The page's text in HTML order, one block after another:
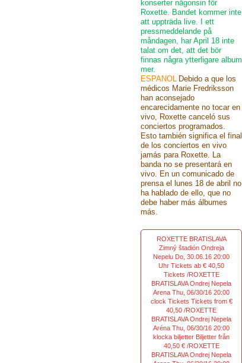
konserter någonsin för
Roxette. Bandet kommer inte
att uppträda live. I ett
pressmeddelande på
måndagen, har April 18 inte
talat om det, att det bör
finnas några ytterligare album
mer.
ESPANOL Debido a que los
médicos Marie Fredriksson
han aconsejado
encarecidamente no tocar en
vivo, Roxette canceló sus
conciertos programados.
Esto también significa el final
de los conciertos en vivo
jamás para Roxette. La
banda no se presentará en
vivo. En un comunicado de
prensa el lunes 18 de abril no
ha hablado de ello, que no
debe haber más álbumes
más.
ROXETTE BRATISLAVA
Zimný štadión Ondreja
Nepelu Do, 30.06.16 20:00
Uhr Tickets ab € 40,50
Tickets /ROXETTE
BRATISLAVA Ondrej Nepela
Arena Thu, 06/30/16 20:00
clock Tickets Tickets from €
40,50 /ROXETTE
BRATISLAVA Ondrej Nepela
Aréna Thu, 06/30/16 20:00
klocka biljetter Biljetter från
40,50 € /ROXETTE
BRATISLAVA Ondrej Nepela